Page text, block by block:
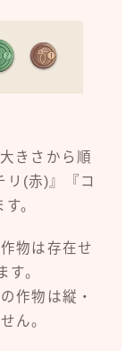
きさから順
リ(赤)』『コ
。
物は存在せ
。
作物は縦・
ん。